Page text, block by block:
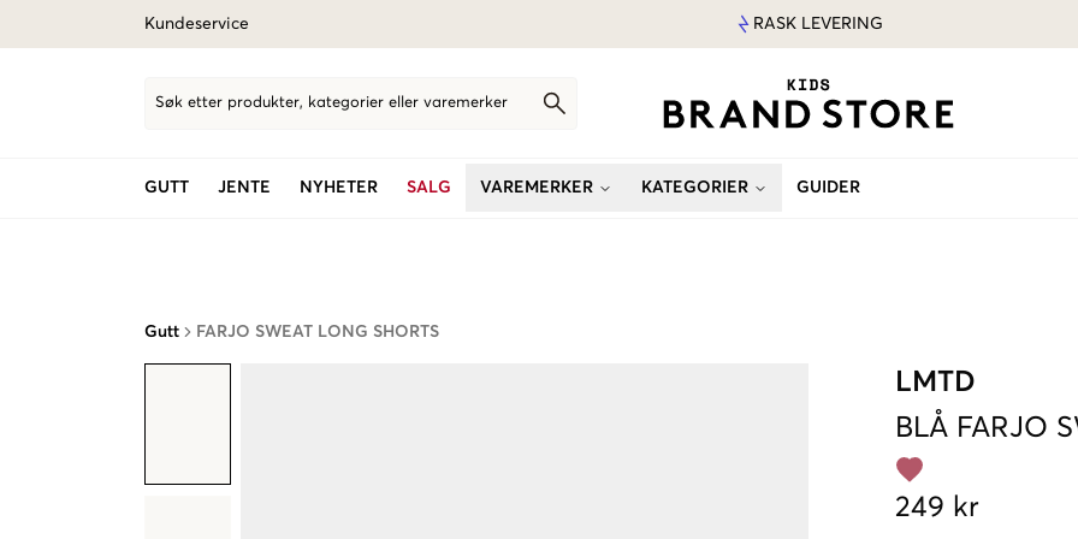
Kundeservice RASK LEVERING
Søk etter produkter, kategorier eller varemerker
GUTT JENTE NYHETER SALG VAREMERKER KATEGORIER GUIDER
Gutt FARJO SWEAT LONG SHORTS
LMTD
BLÅ FARJO
249 kr